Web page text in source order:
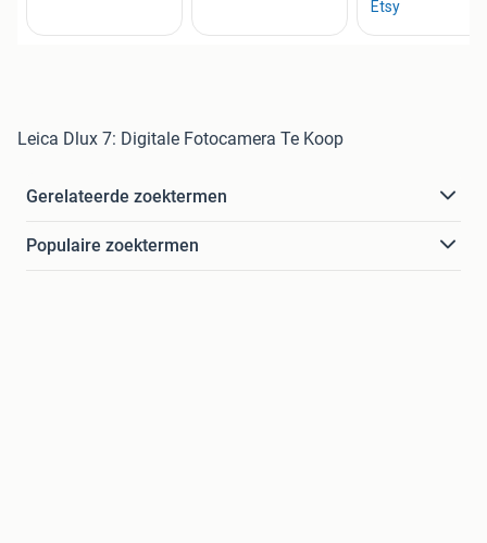
Leica Dlux 7: Digitale Fotocamera Te Koop
Gerelateerde zoektermen
Populaire zoektermen